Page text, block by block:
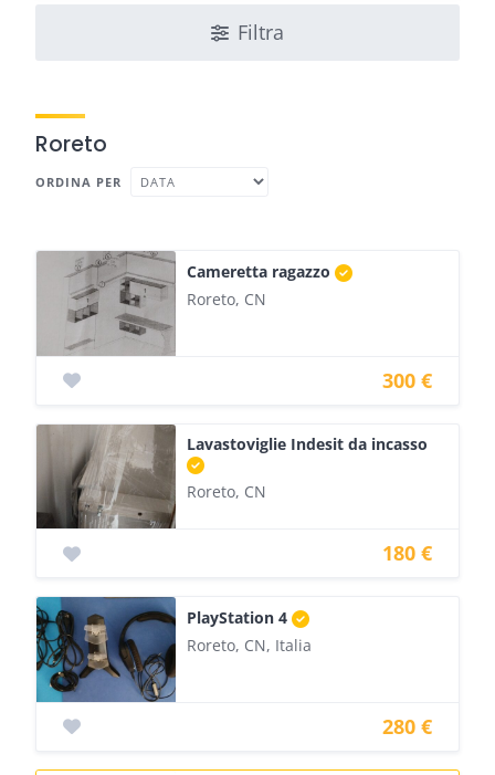
Filtra
Roreto
ORDINA PER
Cameretta ragazzo
Roreto, CN
300 €
Lavastoviglie Indesit da incasso
Roreto, CN
180 €
PlayStation 4
Roreto, CN, Italia
280 €